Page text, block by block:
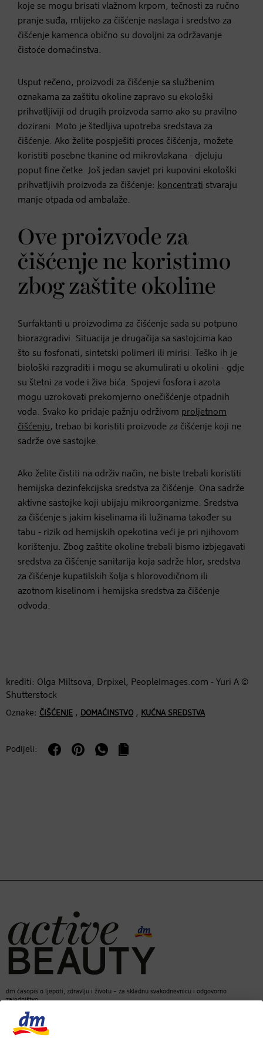
koje se mogu brisati vlažnom krpom, tečnosti za ručno
pranje suđa, mlijeko za čišćenje naslaga i sredstvo za
čišćenje kamenca obično su dovoljni za održavanje
čistoće domaćinstva.
Usput rečeno, proizvodi za čišćenje sa službenim
oznakama za zaštitu okoline zapravo su ekološki
prihvatljiviji od drugih proizvoda samo ako su pravilno
dozirani. Moto je štedljiva upotreba sredstava za
čišćenje. Ako želite pospješiti proces čišćenja, možete
koristiti posebne tkanine od mikrovlakana - djeluju
poput fine četke. Još jedan savjet pri kupovini ekološki
prihvatljivih proizvoda za čišćenje: koncentrati stvaraju
manje otpada od ambalaže.
Ove proizvode za
čišćenje ne koristimo
zbog zaštite okoline
Surfaktanti u proizvodima za čišćenje sada su potpuno
biorazgradivi. Situacija je drugačija sa sastojcima kao
što su fosfonati, sintetski polimeri ili mirisi. Teško ih je
biološki razgraditi i mogu se akumulirati u okolini - gdje
su štetni za vode i živa bića. Spojevi fosfora i azota
mogu uzrokovati prekomjerno onečišćenje otpadnih
voda. Svako ko pridaje pažnju održivom proljetnom
čišćenju, trebao bi koristiti proizvode za čišćenje koji ne
sadrže ove sastojke.
Ako želite čistiti na održiv način, ne biste trebali koristiti
hemijska dezinfekcijska sredstva za čišćenje. Ona sadrže
aktivne sastojke koji ubijaju mikroorganizme. Sredstva
za čišćenje s jakim kiselinama ili lužinama također su
tabu - rizik od hemijskih opekotina veći je pri njihovom
korištenju. Zbog zaštite okoline trebali bismo izbjegavati
sredstva za čišćenje sanitarija koja sadrže hlor, sredstva
za čišćenje kupatilskih šolja s hlorovodičnom ili
azotnom kiselinom i hemijska sredstva za čišćenje
odvoda.
krediti: Olga Miltsova, Drpixel, PeopleImages.com - Yuri A ©
Shutterstock
Oznake: ČIŠĆENJE , DOMAĆINSTVO , KUĆNA SREDSTVA
Podijeli:
dm časopis o ljepoti, zdravlju i životu – za skladnu svakodnevnicu i odgovorno
zajedništvo.